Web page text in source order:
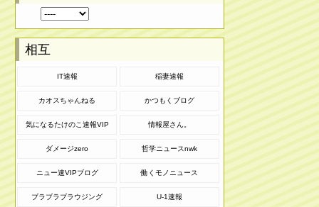
相互
IT速報 稲妻速報
カオスちゃんねる かつもくブログ
気になるたけのこ速報VIP 情報屋さん。
ダメージzero 哲学ニュースnwk
ニュー速VIPブログ 働くモノニュース
ブラブラブラウジング U-1速報